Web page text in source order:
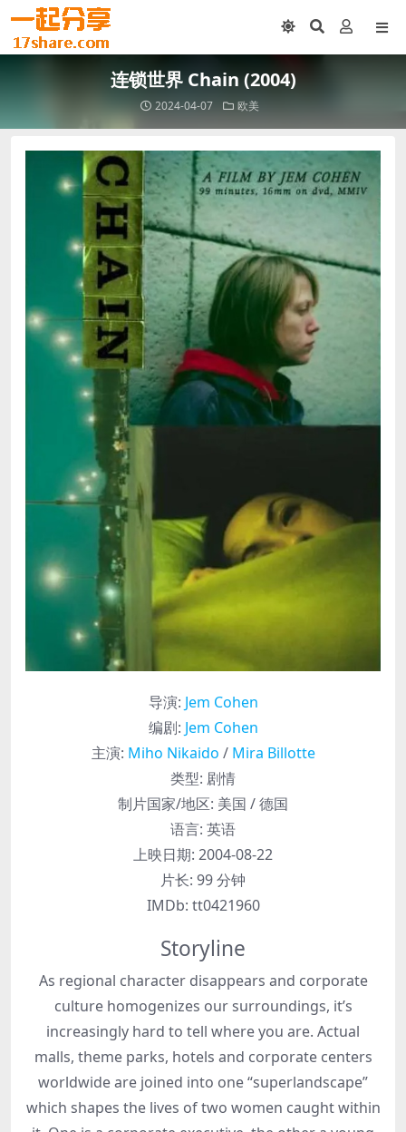
连锁世界 Chain (2004)
2024-04-07 欧美
导演: Jem Cohen
编剧: Jem Cohen
主演: Miho Nikaido / Mira Billotte
类型: 剧情
制片国家/地区: 美国 / 德国
语言: 英语
上映日期: 2004-08-22
片长: 99 分钟
IMDb: tt0421960
Storyline
As regional character disappears and corporate
culture homogenizes our surroundings, it’s
increasingly hard to tell where you are. Actual
malls, theme parks, hotels and corporate centers
worldwide are joined into one “superlandscape”
which shapes the lives of two women caught within